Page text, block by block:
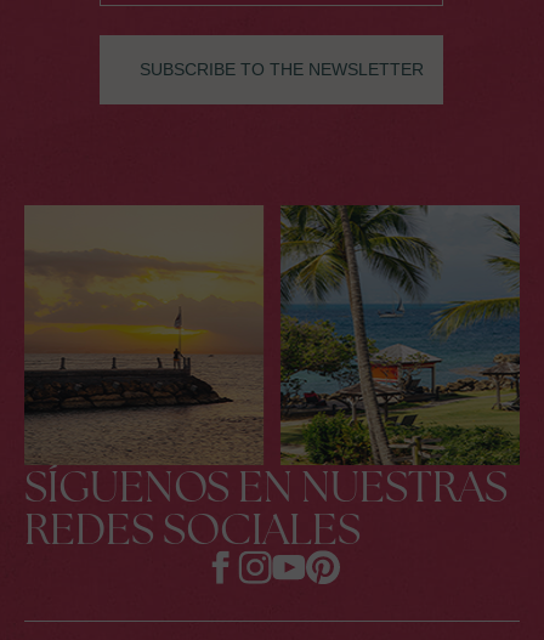
SÍGUENOS EN NUESTRAS
REDES SOCIALES